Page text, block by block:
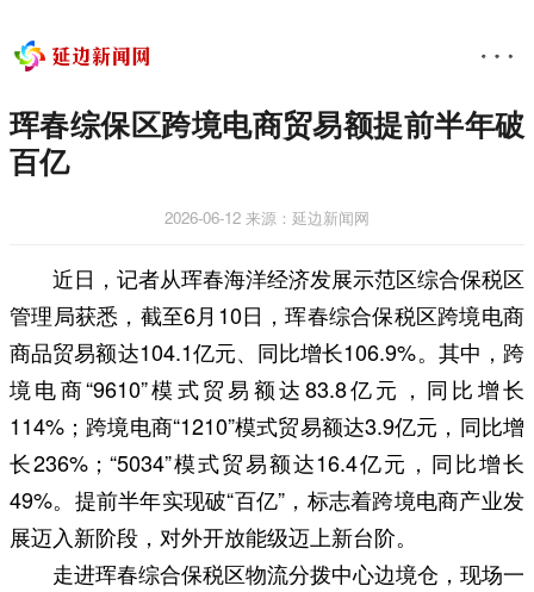
珲春综保区跨境电商贸易额提前半年破
百亿
2026-06-12 来源：延边新闻网
近日，记者从珲春海洋经济发展示范区综合保税区
管理局获悉，截至6月10日，珲春综合保税区跨境电商
商品贸易额达104.1亿元、同比增长106.9%。其中，跨
境电商“9610”模式贸易额达83.8亿元，同比增长
114%；跨境电商“1210”模式贸易额达3.9亿元，同比增
长236%；“5034”模式贸易额达16.4亿元，同比增长
49%。提前半年实现破“百亿”，标志着跨境电商产业发
展迈入新阶段，对外开放能级迈上新台阶。
走进珲春综合保税区物流分拨中心边境仓，现场一